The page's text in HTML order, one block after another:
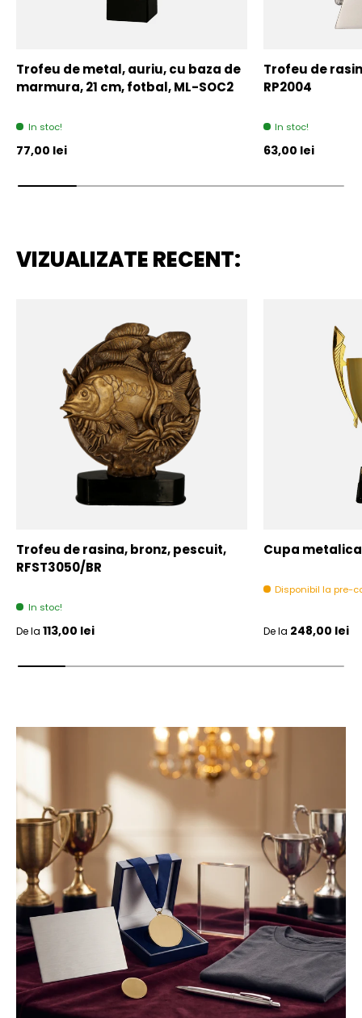
Trofeu de metal, auriu, cu baza de
marmura, 21 cm, fotbal, ML-SOC2
In stoc!
Pret initial
77,00 lei
Trofeu de
RP2004
In stoc!
Pret initial
63,00 lei
VIZUALIZATE RECENT:
Trofeu de rasina, bronz, pescuit,
RFST3050/BR
In stoc!
Pret initial
De la 113,00 lei
Cupa
Disponibil la pre-
Pret initial
De la 248,00 lei